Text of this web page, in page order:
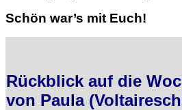
Schön war’s mit Euch!
Rückblick auf die
von Paula